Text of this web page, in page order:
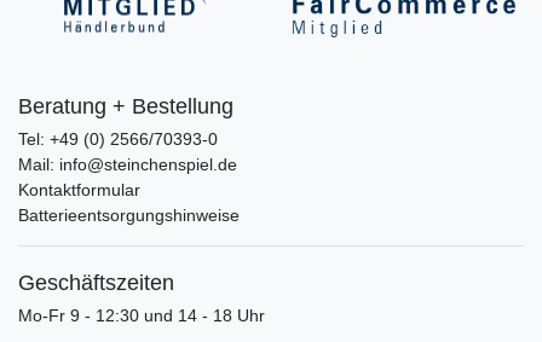
Beratung + Bestellung
Tel: +49 (0) 2566/70393-0
Mail: info@steinchenspiel.de
Kontaktformular
Batterieentsorgungshinweise
Geschäftszeiten
Mo-Fr 9 - 12:30 und 14 - 18 Uhr